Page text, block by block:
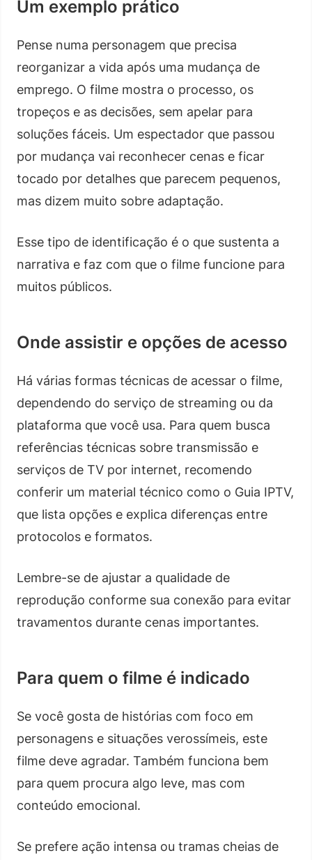
Um exemplo prático
Pense numa personagem que precisa
reorganizar a vida após uma mudança de
emprego. O filme mostra o processo, os
tropeços e as decisões, sem apelar para
soluções fáceis. Um espectador que passou
por mudança vai reconhecer cenas e ficar
tocado por detalhes que parecem pequenos,
mas dizem muito sobre adaptação.
Esse tipo de identificação é o que sustenta a
narrativa e faz com que o filme funcione para
muitos públicos.
Onde assistir e opções de acesso
Há várias formas técnicas de acessar o filme,
dependendo do serviço de streaming ou da
plataforma que você usa. Para quem busca
referências técnicas sobre transmissão e
serviços de TV por internet, recomendo
conferir um material técnico como o Guia IPTV,
que lista opções e explica diferenças entre
protocolos e formatos.
Lembre-se de ajustar a qualidade de
reprodução conforme sua conexão para evitar
travamentos durante cenas importantes.
Para quem o filme é indicado
Se você gosta de histórias com foco em
personagens e situações verossímeis, este
filme deve agradar. Também funciona bem
para quem procura algo leve, mas com
conteúdo emocional.
Se prefere ação intensa ou tramas cheias de